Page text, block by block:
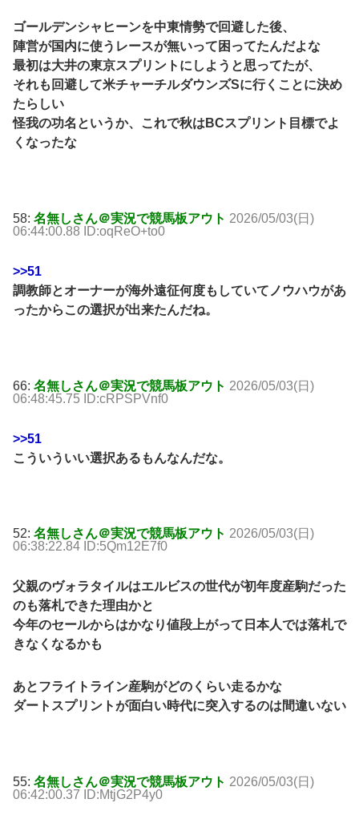
ゴールデンシャヒーンを中東情勢で回避した後、
陣営が国内に使うレースが無いって困ってたんだよな
最初は大井の東京スプリントにしようと思ってたが、
それも回避して米チャーチルダウンズSに行くことに決め
たらしい
怪我の功名というか、これで秋はBCスプリント目標でよ
くなったな
58: 名無しさん＠実況で競馬板アウト 2026/05/03(日)
06:44:00.88 ID:oqReO+to0
>>51
調教師とオーナーが海外遠征何度もしていてノウハウがあ
ったからこの選択が出来たんだね。
66: 名無しさん＠実況で競馬板アウト 2026/05/03(日)
06:48:45.75 ID:cRPSPVnf0
>>51
こういういい選択あるもんなんだな。
52: 名無しさん＠実況で競馬板アウト 2026/05/03(日)
06:38:22.84 ID:5Qm12E7f0
父親のヴォラタイルはエルビスの世代が初年度産駒だった
のも落札できた理由かと
今年のセールからはかなり値段上がって日本人では落札で
きなくなるかも
あとフライトライン産駒がどのくらい走るかな
ダートスプリントが面白い時代に突入するのは間違いない
55: 名無しさん＠実況で競馬板アウト 2026/05/03(日)
06:42:00.37 ID:MtjG2P4y0